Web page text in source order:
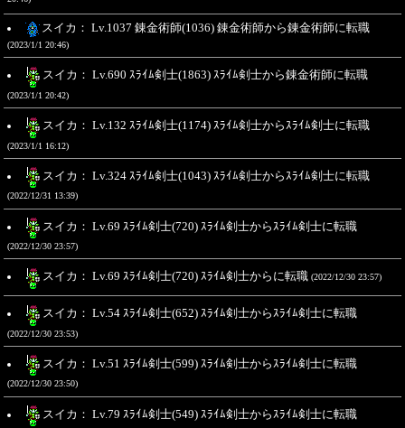
スイカ： Lv.1037 錬金術師(1036) 錬金術師から錬金術師に転職
(2023/1/1 20:46)
スイカ： Lv.690 ｽﾗｲﾑ剣士(1863) ｽﾗｲﾑ剣士から錬金術師に転職
(2023/1/1 20:42)
スイカ： Lv.132 ｽﾗｲﾑ剣士(1174) ｽﾗｲﾑ剣士からｽﾗｲﾑ剣士に転職
(2023/1/1 16:12)
スイカ： Lv.324 ｽﾗｲﾑ剣士(1043) ｽﾗｲﾑ剣士からｽﾗｲﾑ剣士に転職
(2022/12/31 13:39)
スイカ： Lv.69 ｽﾗｲﾑ剣士(720) ｽﾗｲﾑ剣士からｽﾗｲﾑ剣士に転職
(2022/12/30 23:57)
スイカ： Lv.69 ｽﾗｲﾑ剣士(720) ｽﾗｲﾑ剣士からに転職 (2022/12/30 23:57)
スイカ： Lv.54 ｽﾗｲﾑ剣士(652) ｽﾗｲﾑ剣士からｽﾗｲﾑ剣士に転職
(2022/12/30 23:53)
スイカ： Lv.51 ｽﾗｲﾑ剣士(599) ｽﾗｲﾑ剣士からｽﾗｲﾑ剣士に転職
(2022/12/30 23:50)
スイカ： Lv.79 ｽﾗｲﾑ剣士(549) ｽﾗｲﾑ剣士からｽﾗｲﾑ剣士に転職